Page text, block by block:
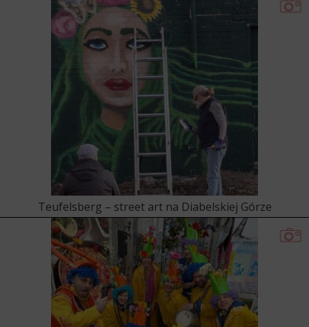
Teufelsberg – street art na Diabelskiej Górze